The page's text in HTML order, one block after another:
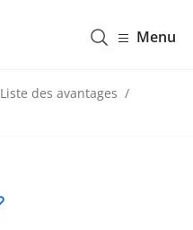
Menu
Liste des avantages